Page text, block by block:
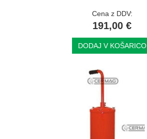
Cena z DDV:
191,00 €
DODAJ V KOŠARICO